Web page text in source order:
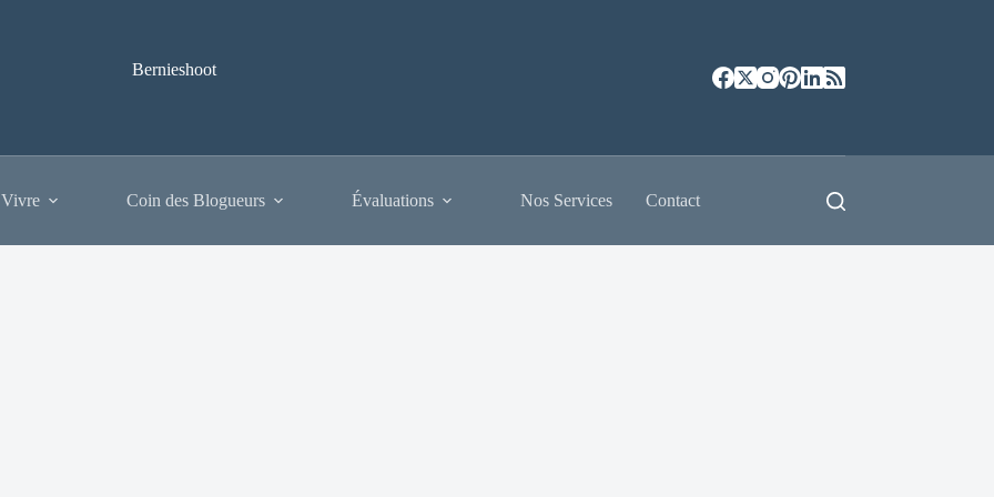
Bernieshoot
Coin des Blogueurs Évaluations Nos Services Contact